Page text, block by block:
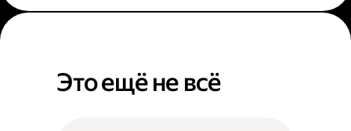
Это ещё не всё